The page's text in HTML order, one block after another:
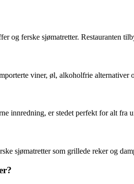
og ferske sjømatretter. Restauranten
viner, øl, alkoholfrie alternativer
innredning, er stedet perfekt for alt
sjømatretter som grillede reker og